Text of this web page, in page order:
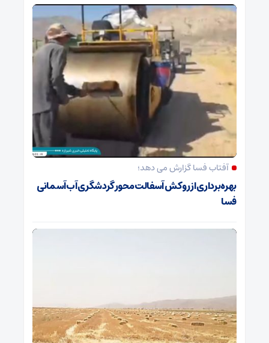
آفتاب فسا گزارش می دهد؛
بهره‌برداری از روکش آسفالت محور گردشگری آب‌آسمانی
فسا